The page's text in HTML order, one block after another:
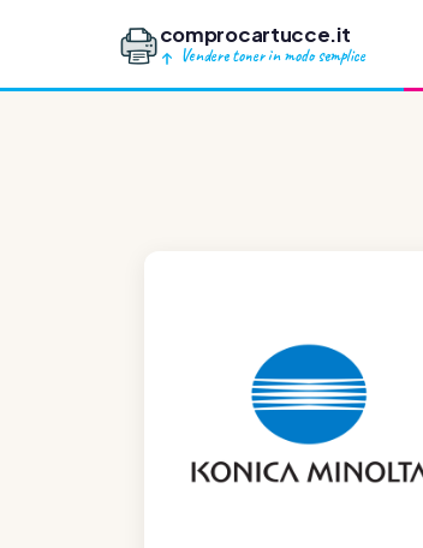
comprocartucce.it
Vendere toner in modo semplice